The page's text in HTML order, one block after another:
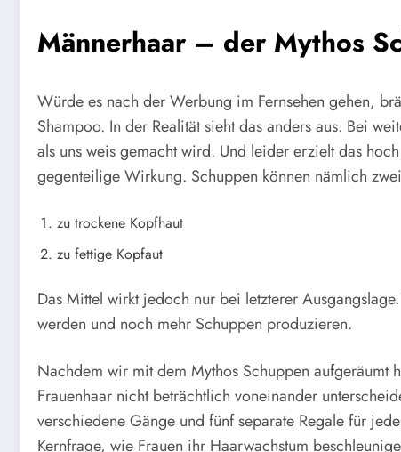
Männerhaar – der Mythos
Würde es nach der Werbung im Fernsehen gehen,
Shampoo. In der Realität sieht das anders aus. Bei
als uns weis gemacht wird. Und leider erzielt das
gegenteilige Wirkung. Schuppen können nämlich
zu trockene Kopfhaut
zu fettige Kopfaut
Das Mittel wirkt jedoch nur bei letzterer
werden und noch mehr Schuppen produzieren.
Nachdem wir mit dem Mythos Schuppen aufgeräumt
Frauenhaar nicht beträchtlich voneinander
verschiedene Gänge und fünf separate Regale für
Kernfrage, wie Frauen ihr Haarwachstum